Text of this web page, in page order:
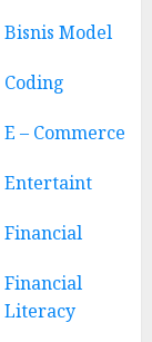
Bisnis Model
Coding
E – Commerce
Entertaint
Financial
Financial
Literacy